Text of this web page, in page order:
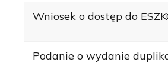
Wniosek o dostęp do
Podanie o wydanie